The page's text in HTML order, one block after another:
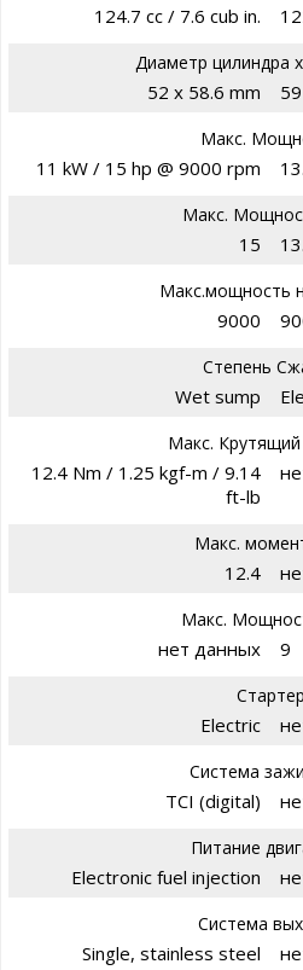
124.7 cc / 7.6 cub in.
Диаметр цилиндра
52 x 58.6 mm
Макс.
11 kW / 15 hp @ 9000 rpm
Макс.
15
Макс.мощность
9000
Степень
Wet sump
Макс.
12.4 Nm / 1.25 kgf-m / 9.14
ft-lb
Макс.
12.4
Макс.
нет данных 9
Стартер
Electric
Система
TCI (digital)
Питание
Electronic fuel injection
Система
Single, stainless steel